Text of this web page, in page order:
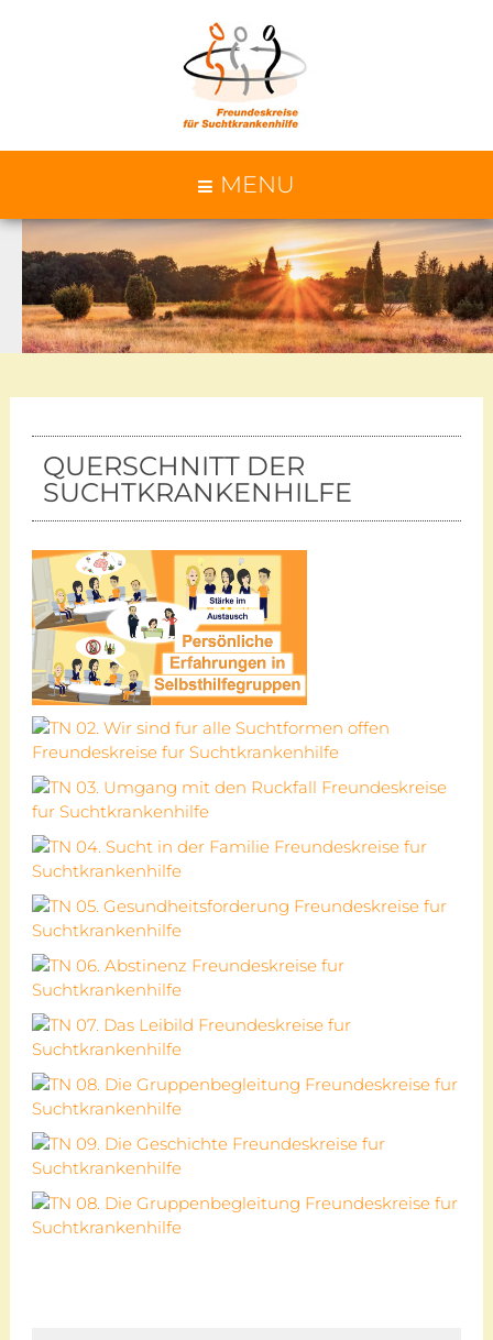
MENU
QUERSCHNITT DER
SUCHTKRANKEN­HILFE